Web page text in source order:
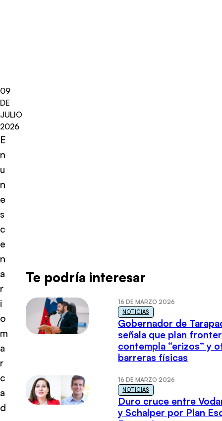
09
DE
JULIO
2026
E
n
u
n
e
s
c
e
n
a
r
i
o
m
a
r
c
a
d
Te podría interesar
16 DE MARZO 2026
NOTICIAS
Gobernador de
señala que plan
contempla “erizos” y
barreras físicas
16 DE MARZO 2026
NOTICIAS
Duro cruce entre
y Schalper por Plan